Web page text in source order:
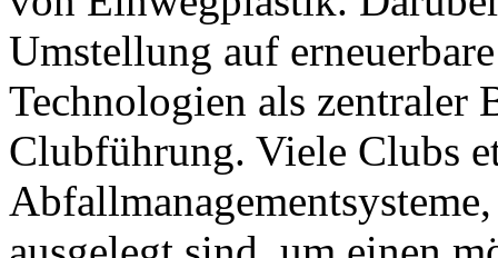
Umstellung auf
Technologien als zentraler
Clubführung. Viele Clubs